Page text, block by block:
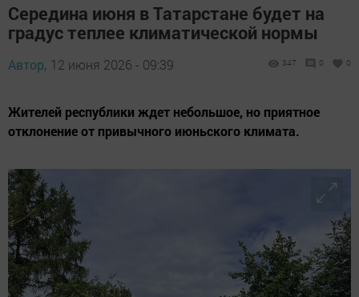
Середина июня в Татарстане будет на
градус теплее климатической нормы
Автор, 12 июня 2026 - 09:39 347 0 0
Жителей республики ждет небольшое, но приятное
отклонение от привычного июньского климата.